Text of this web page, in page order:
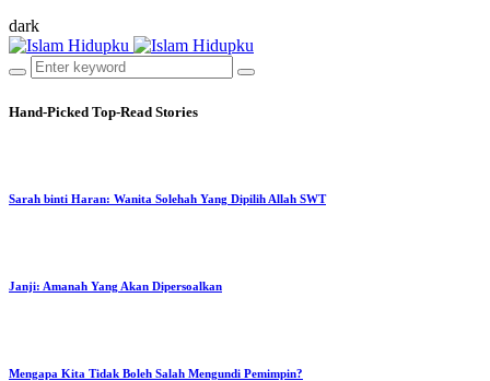
dark
Hand-Picked Top-Read Stories
Sarah binti Haran: Wanita Solehah Yang Dipilih Allah SWT
Janji: Amanah Yang Akan Dipersoalkan
Mengapa Kita Tidak Boleh Salah Mengundi Pemimpin?